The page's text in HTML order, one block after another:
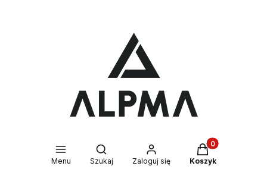
Menu
Otwórz wyszukiwarkę
Szukaj Zaloguj się
Produkty w
Koszyk